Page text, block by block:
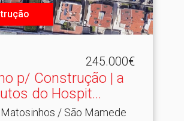
245.000€
p/ Construção | a
do Hospit.​..
/ São Mamede